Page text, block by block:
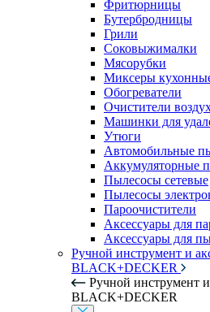
Фритюрницы
Бутербродницы
Грили
Соковыжималки
Мясорубки
Миксеры
Обогреватели
Очистители
Машинки для
Утюги
Автомобильные
Аккумуляторные
Пылесосы сетевые
Пылесосы
Пароочистители
Аксессуары для
Аксессуары для
Ручной инструмент и
BLACK+DECKER
Ручной инструмент
BLACK+DECKER